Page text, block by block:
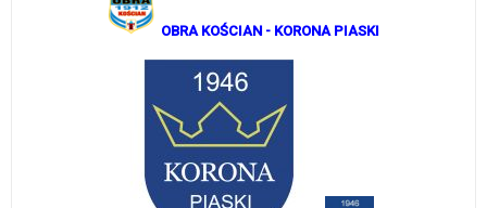
OBRA KOŚCIAN - KORONA PIASKI